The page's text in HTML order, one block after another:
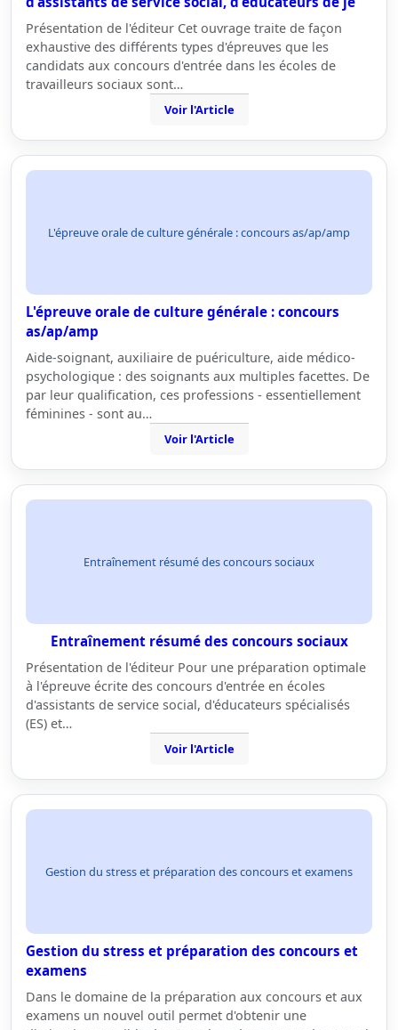
Présentation de l'éditeur Cet ouvrage traite de façon
exhaustive des différents types d'épreuves que les
candidats aux concours d'entrée dans les écoles de
travailleurs sociaux sont…
Voir l'Article
L'épreuve orale de culture générale : concours as/ap/amp
L'épreuve orale de culture générale : concours
as/ap/amp
Aide-soignant, auxiliaire de puériculture, aide médico-
psychologique : des soignants aux multiples facettes. De
par leur qualification, ces professions - essentiellement
féminines - sont au…
Voir l'Article
Entraînement résumé des concours sociaux
Entraînement résumé des concours sociaux
Présentation de l'éditeur Pour une préparation optimale
à l'épreuve écrite des concours d'entrée en écoles
d'assistants de service social, d'éducateurs spécialisés
(ES) et…
Voir l'Article
Gestion du stress et préparation des concours et examens
Gestion du stress et préparation des concours et
examens
Dans le domaine de la préparation aux concours et aux
examens un nouvel outil permet d'obtenir une